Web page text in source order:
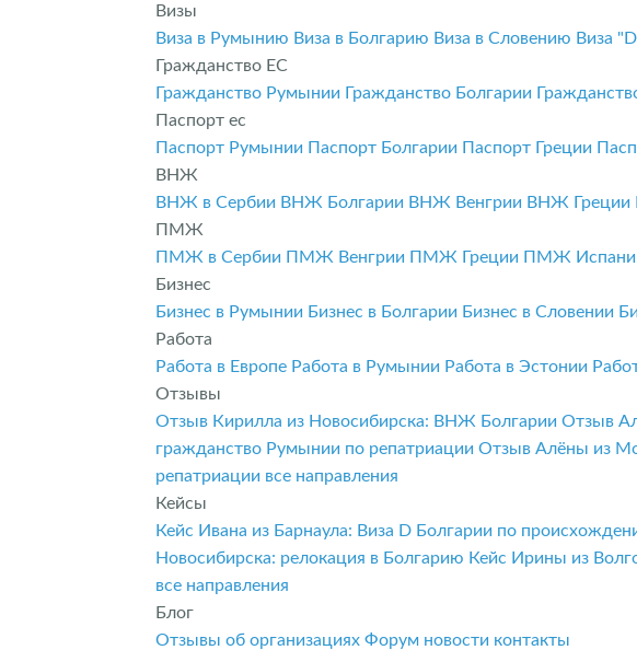
Визы
Виза в Румынию Виза в Болгарию Виза в Словению Виза
Гражданство ЕС
Гражданство Румынии Гражданство Болгарии
Паспорт ес
Паспорт Румынии Паспорт Болгарии Паспорт Греции
ВНЖ
ВНЖ в Сербии ВНЖ Болгарии ВНЖ Венгрии ВНЖ Греции
ПМЖ
ПМЖ в Сербии ПМЖ Венгрии ПМЖ Греции ПМЖ
Бизнес
Бизнес в Румынии Бизнес в Болгарии Бизнес в Словении
Работа
Работа в Европе Работа в Румынии Работа в Эстонии
Отзывы
Отзыв Кирилла из Новосибирска: ВНЖ Болгарии Отзыв
гражданство Румынии по репатриации Отзыв Алёны из
репатриации все направления
Кейсы
Кейс Ивана из Барнаула: Виза D Болгарии по
Новосибирска: релокация в Болгарию Кейс Ирины из
все направления
Блог
Отзывы об организациях Форум новости контакты